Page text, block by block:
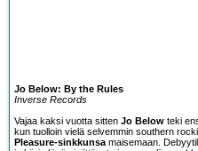
Jo Below: By the Rules
Inverse Records
Vajaa kaksi vuotta sitten Jo Below teki
kun tuolloin vielä selvemmin southern
Pleasure-sinkkunsa maisemaan.